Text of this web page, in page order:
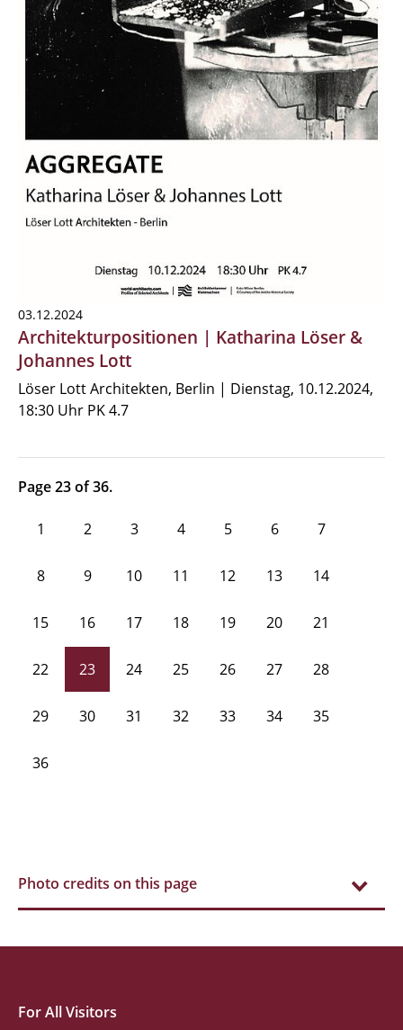
03.12.2024
Architekturpositionen | Katharina Löser &
Johannes Lott
Löser Lott Architekten, Berlin | Dienstag, 10.12.2024,
18:30 Uhr PK 4.7
Page 23 of 36.
1 2 3 4 5 6 7
8 9 10 11 12 13 14
15 16 17 18 19 20 21
22 23 24 25 26 27 28
29 30 31 32 33 34 35
36
Photo credits on this page
For All Visitors